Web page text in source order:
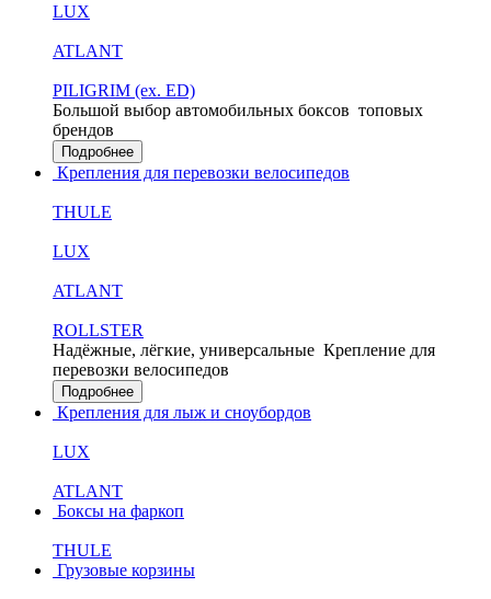
LUX
ATLANT
PILIGRIM (ex. ED)
Большой выбор автомобильных боксов топовых
брендов
Подробнее
Крепления для перевозки велосипедов
THULE
LUX
ATLANT
ROLLSTER
Надёжные, лёгкие, универсальные Крепление для
перевозки велосипедов
Подробнее
Крепления для лыж и сноубордов
LUX
ATLANT
Боксы на фаркоп
THULE
Грузовые корзины